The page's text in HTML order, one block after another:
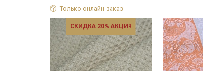
Только онлайн-заказ
СКИДКА 20% АКЦИЯ